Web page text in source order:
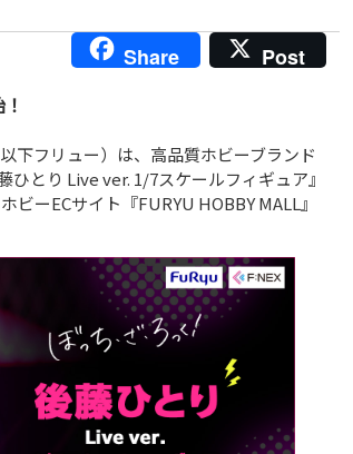
Share Post
下フリュー）は、高品質ホビーブランド
とり Live ver. 1/7スケールフィギュア』
ーECサイト『FURYU HOBBY MALL』